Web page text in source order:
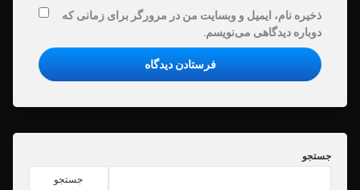
ذخیره نام، ایمیل و وبسایت من در مرورگر برای زمانی که
دوباره دیدگاهی می‌نویسم.
جستجو
جستجو